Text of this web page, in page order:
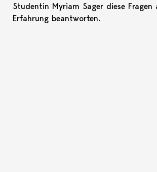
Studentin Myriam Sager diese Fragen
Erfahrung beantworten.